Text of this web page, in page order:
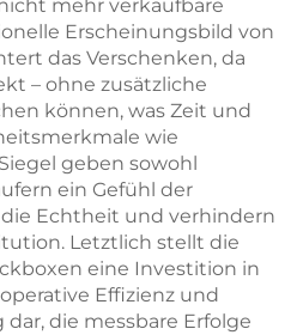
mehr verkaufbare
Erscheinungsbild von
das Verschenken, da
– ohne zusätzliche
können, was Zeit und
wie
geben sowohl
ein Gefühl der
Echtheit und verhindern
Letztlich stellt die
eine Investition in
Effizienz und
die messbare Erfolge